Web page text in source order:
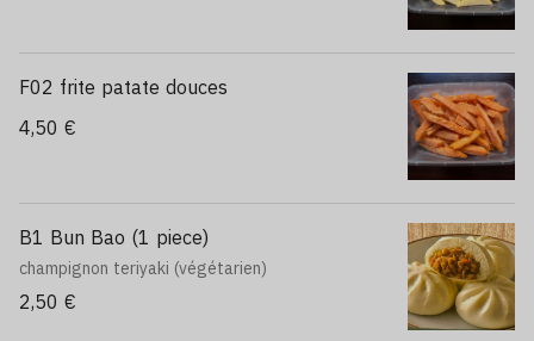
F02 frite patate douces
4,50 €
B1 Bun Bao (1 piece)
champignon teriyaki (végétarien)
2,50 €